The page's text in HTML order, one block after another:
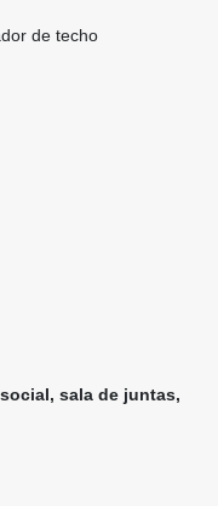
de techo
sala de juntas,